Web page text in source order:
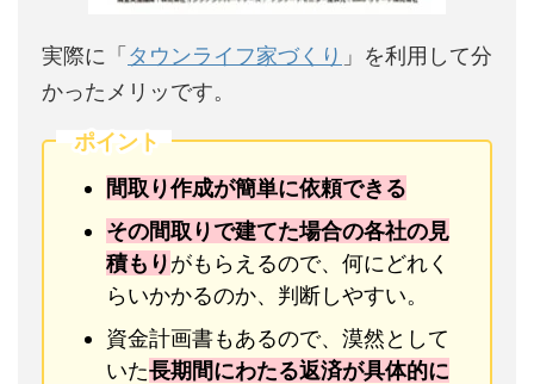
実際に「 タウンライフ家づくり 」を利用して分
かったメリッです。
ポイント
間取り作成が簡単に依頼できる
その間取りで建てた場合の各社の見
積もりがもらえるので、何にどれく
らいかかるのか、判断しやすい。
資金計画書もあるので、漠然として
いた長期間にわたる返済が具体的に